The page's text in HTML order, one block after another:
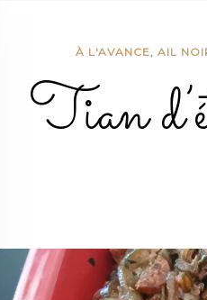
À L'AVANCE,AIL
Tian